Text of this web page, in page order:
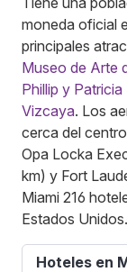
moneda oficial
principales
Museo de Arte
Phillip y
Vizcaya. Los
cerca del
Opa Locka
km) y Fort
Miami 216
Estados Unidos.
Hoteles en